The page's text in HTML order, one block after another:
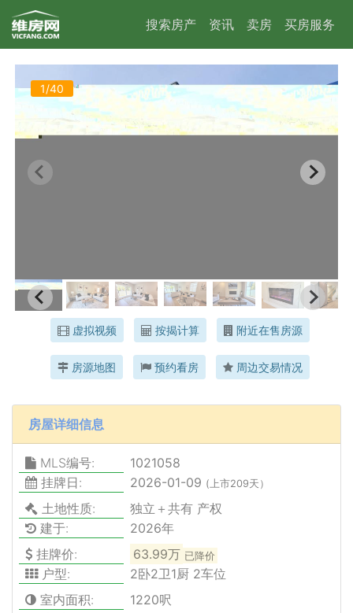
搜索房产 资讯 卖房 买房服务
1/40
虚拟视频 按揭计算 附近在售房源
房源地图 预约看房 周边交易情况
房屋详细信息
MLS编号:
1021058
挂牌日:
2026-01-09 (上市209天）
土地性质:
独立＋共有 产权
建于:
2026年
挂牌价:
63.99万 已降价
户型:
2卧2卫1厨 2车位
室内面积:
1220呎